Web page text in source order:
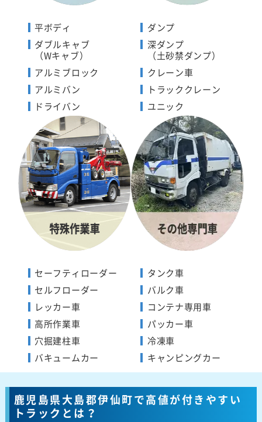
平ボディ
ダブルキャブ
（Wキャブ）
アルミブロック
アルミバン
ドライバン
ダンプ
深ダンプ
（土砂禁ダンプ）
クレーン車
トラッククレーン
ユニック
セーフティローダー
セルフローダー
レッカー車
高所作業車
穴掘建柱車
バキュームカー
タンク車
バルク車
コンテナ専用車
パッカー車
冷凍車
キャンピングカー
鹿児島県大島郡伊仙町で高値が付きやすい
トラックとは？